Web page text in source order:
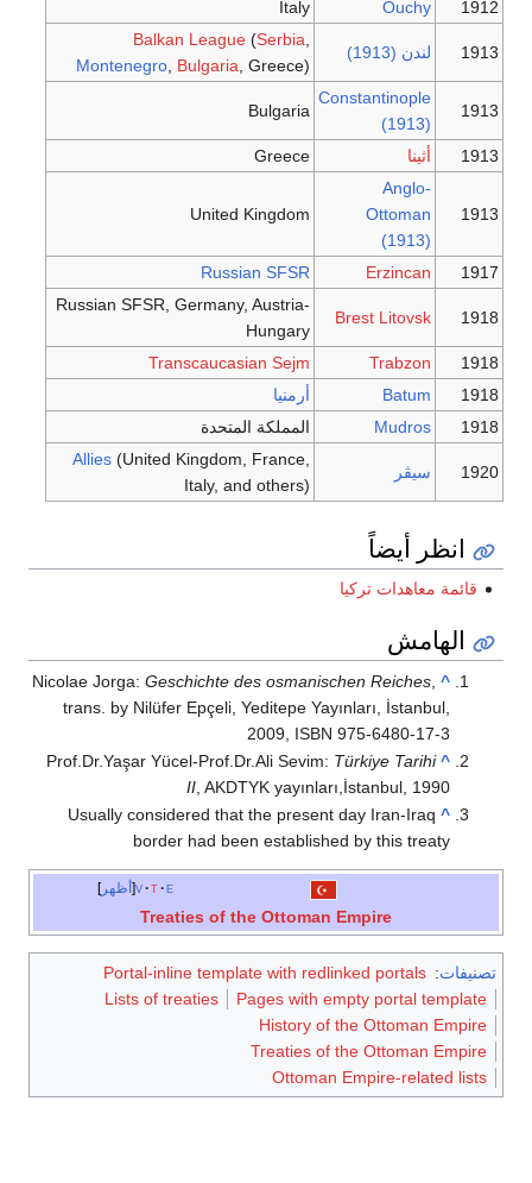
1912
Ouchy
Italy
1913 لندن (1913)
Balkan League (Serbia
Montenegro Bulgaria , Greece)
1913
Constantinople
(1913)
Bulgaria
1913 أثينا Greece
1913
Anglo-
Ottoman
(1913)
United Kingdom
1917
Erzincan
Russian SFSR
1918
Brest Litovsk
Russian SFSR, Germany, Austria-
Hungary
1918
Trabzon
Transcaucasian Sejm
1918
Batum
أرمنيا
1918
Mudros المملكة المتحدة
1920 سيڤر
Allies (United Kingdom, France,
Italy, and others)
انظر أيضاً
قائمة معاهدات تركيا
الهامش
^
Nicolae Jorga:Geschichte des osmanischen Reiches
trans. by Nilüfer Epçeli, Yeditepe Yayınları, İstanbul,
2009, ISBN 975-6480-17-3
^
Prof.Dr.Yaşar Yücel-Prof.Dr.Ali Sevim: Türkiye Tarihi
II , AKDTYK yayınları,İstanbul, 1990
^
Usually considered that the present day Iran-Iraq
border had been established by this treaty
أظهر v t e
Treaties of the Ottoman Empire
تصنيفات:
Portal-inline template with redlinked portals
Pages with empty portal template
Lists of treaties
History of the Ottoman Empire
Treaties of the Ottoman Empire
Ottoman Empire-related lists